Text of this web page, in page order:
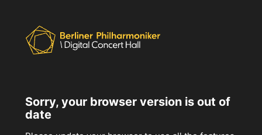
Sorry, your browser version is out of
date